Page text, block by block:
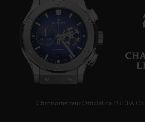
Chronométreur Officiel de l'UEFA